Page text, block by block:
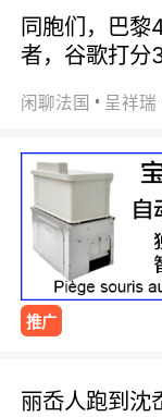
同胞们，巴黎
者，谷歌打分
闲聊法国 呈祥瑞
推广
丽岙人跑到沈